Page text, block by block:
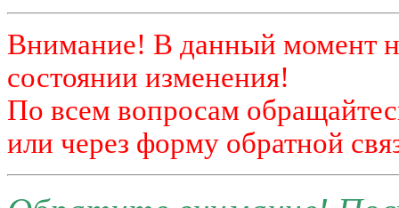
Внимание! В данный момент
состоянии изменения!
По всем вопросам
или через форму обратной